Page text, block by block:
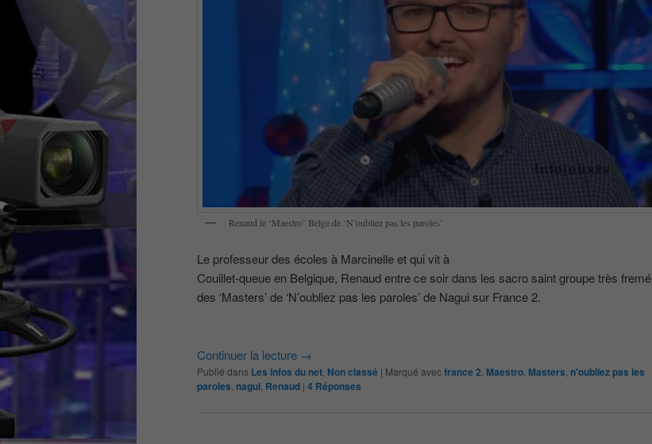
Renaud le ‘Maestro’ Belge de ‘N’oubliez pas les paroles’
Le professeur des écoles à Marcinelle et qui vit à
Couillet-queue en Belgique, Renaud entre ce soir dans les sacro saint groupe très fremé
des ‘Masters’ de ‘N’oubliez pas les paroles’ de Nagui sur France 2.
Continuer la lecture →
Publié dans Les infos du net Non classé | Marqué avecfrance 2 Maestro Masters n'oubliez pas les
paroles nagui Renaud | 4 Réponses